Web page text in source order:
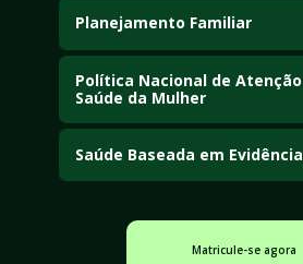
Planejamento Familiar
Política Nacional de
Saúde da Mulher
Saúde Baseada em
Matricule-se agora